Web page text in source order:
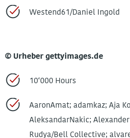
Westend61/Daniel Ingold
© Urheber gettyimages.de
10‘000 Hours
AaronAmat; adamkaz; Aja
AleksandarNakic;
Rudya/Bell Collective;